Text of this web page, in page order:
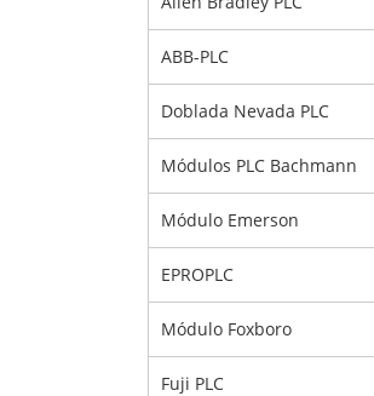
ABB-PLC
Doblada Nevada PLC
Módulos PLC Bachmann
Módulo Emerson
EPROPLC
Módulo Foxboro
Fuji PLC